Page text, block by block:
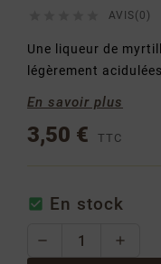
AVIS(0)
Une liqueur de
légèrement
En savoir plus
3,50 € TTC
 En stock